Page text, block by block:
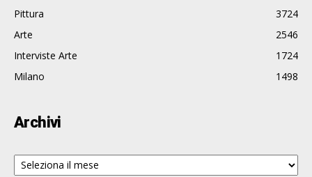
Pittura
3724
Arte
2546
Interviste Arte
1724
Milano
1498
Archivi
Archivi